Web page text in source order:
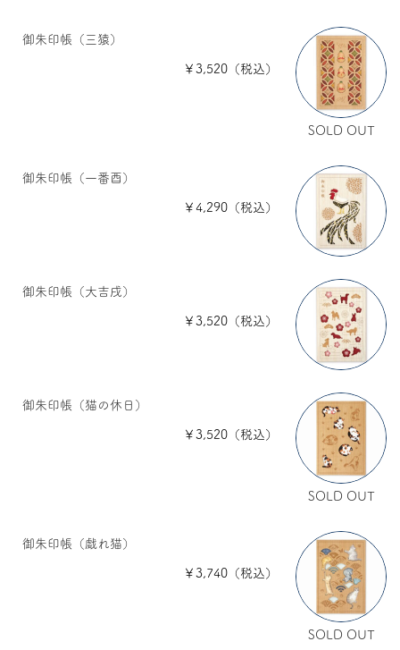
SOLD OUT
御朱印帳（三猿）
￥3,520（税込）
御朱印帳（一番酉）
￥4,290（税込）
御朱印帳（大吉戌）
￥3,520（税込）
SOLD OUT
御朱印帳（猫の休日）
￥3,520（税込）
SOLD OUT
御朱印帳（戯れ猫）
￥3,740（税込）